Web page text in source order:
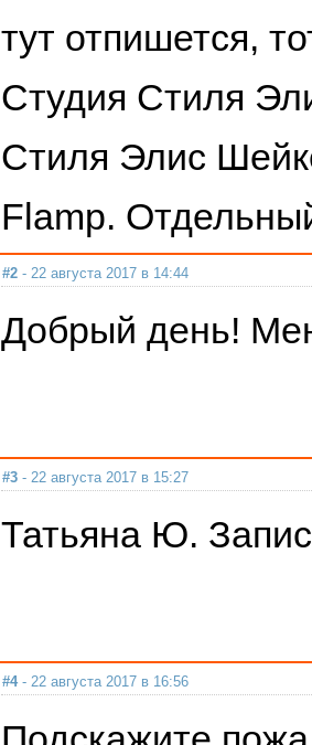
тут отпишется,
Студия Стиля
Стиля Элис
Flamp.
#2 - 22 августа 2017 в 14:44
Добрый день!
#3 - 22 августа 2017 в 15:27
Татьяна Ю.
#4- 22 августа 2017 в 16:56